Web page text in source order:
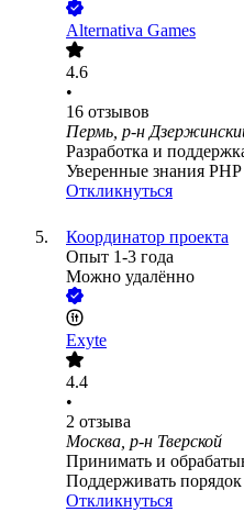
Alternativa Games
4.6
•
16 отзывов
Пермь, р-н
Разработка и
Уверенные знания
Откликнуться
Координатор проекта
Опыт 1-3 года
Можно удалённо
Exyte
4.4
•
2 отзыва
Москва, р-н Тверской
Принимать и
Поддерживать порядок
Откликнуться